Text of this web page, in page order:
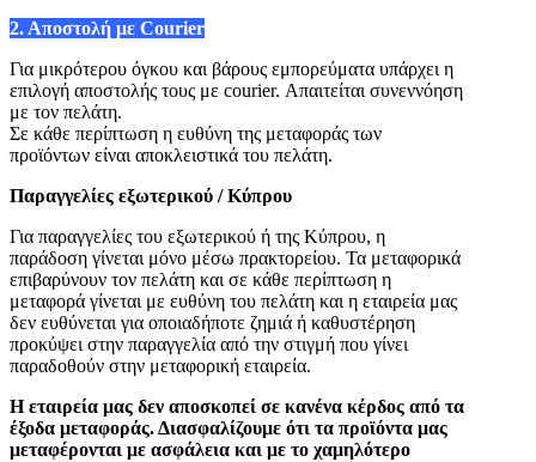
2. Αποστολή με Courier
Για μικρότερου όγκου και βάρους εμπορεύματα υπάρχει η
επιλογή αποστολής τους με courier. Απαιτείται συνεννόηση
με τον πελάτη.
Σε κάθε περίπτωση η ευθύνη της μεταφοράς των
προϊόντων είναι αποκλειστικά του πελάτη.
Παραγγελίες εξωτερικού / Κύπρου
Για παραγγελίες του εξωτερικού ή της Κύπρου, η
παράδοση γίνεται μόνο μέσω πρακτορείου. Τα μεταφορικά
επιβαρύνουν τον πελάτη και σε κάθε περίπτωση η
μεταφορά γίνεται με ευθύνη του πελάτη και η εταιρεία μας
δεν ευθύνεται για οποιαδήποτε ζημιά ή καθυστέρηση
προκύψει στην παραγγελία από την στιγμή που γίνει
παραδοθούν στην μεταφορική εταιρεία.
Η εταιρεία μας δεν αποσκοπεί σε κανένα κέρδος από τα
έξοδα μεταφοράς. Διασφαλίζουμε ότι τα προϊόντα μας
μεταφέρονται με ασφάλεια και με το χαμηλότερο